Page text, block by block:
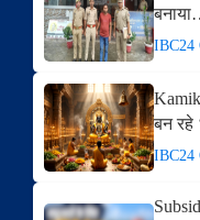
IBC24
बन रहे
IBC24